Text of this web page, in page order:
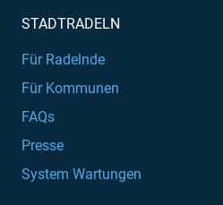
STADTRADELN
Für Radelnde
Für Kommunen
FAQs
Presse
System Wartungen